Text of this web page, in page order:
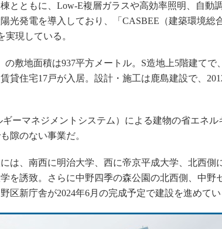
とともに、Low-E複層ガラスや高効率照明、自動
光発電を導入しており、「CASBEE（建築環境総
現している。
敷地面積は937平方メートル。S造地上5階建てで
貸住宅17戸が入居。設計・施工は鹿島建設で、
ーマネジメントシステム）による建物の省エネル
隙のない事業だ。
は、南西に明治大学、西に帝京平成大学、北西側
を誘致。さらに中野四季の森公園の北西側、中野
区新庁舎が2024年6月の完成予定で建設を進めてい